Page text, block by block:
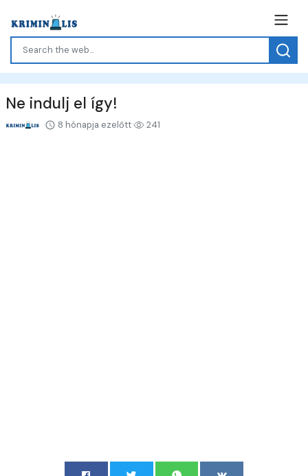
Ne indulj el így!
8 hónapja ezelőtt 241